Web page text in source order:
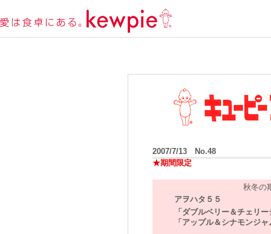
2007/7/13 No.48
★期間限定
秋冬の
アヲハタ５５
「ダブルベリー＆チェリ
「アップル＆シナモンジ